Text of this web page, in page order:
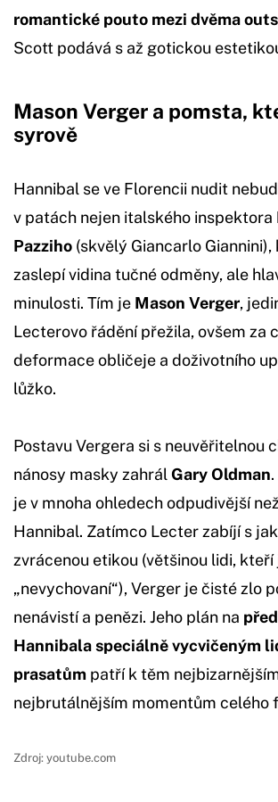
romantické pouto mezi dvěma
Scott podává s až gotickou
Mason Verger a pomsta,
syrově
Hannibal se ve Florencii nudit
v patách nejen italského inspektora
Pazziho (skvělý Giancarlo
zaslepí vidina tučné odměny, ale
minulosti. Tím je Mason Verger,
Lecterovo řádění přežila, ovšem za
deformace obličeje a doživotního
lůžko.
Postavu Vergera si s neuvěřitelnou
nánosy masky zahrál Gary Oldman
je v mnoha ohledech odpudivější
Hannibal. Zatímco Lecter zabíjí s
zvrácenou etikou (většinou lidi, kteří
„nevychovaní“), Verger je čisté zlo
nenávistí a penězi. Jeho plán na
Hannibala speciálně vycvičeným
prasatům patří k těm
nejbrutálnějším momentům celého
Zdroj: youtube.com